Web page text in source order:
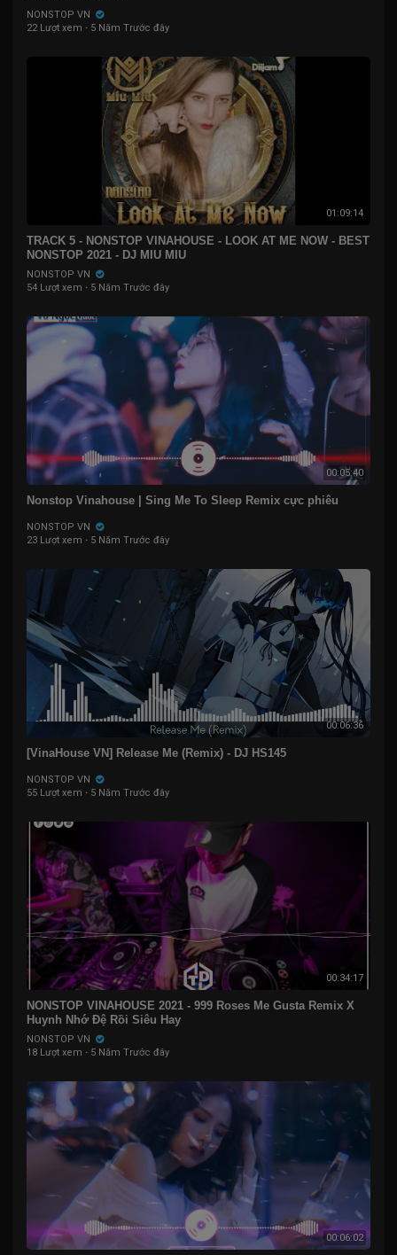
NONSTOP VN
22 Lượt xem · 5 Năm Trước đây
01:09:14
TRACK 5 - NONSTOP VINAHOUSE - LOOK AT ME NOW - BEST
NONSTOP 2021 - DJ MIU MIU
NONSTOP VN
54 Lượt xem · 5 Năm Trước đây
00:05:40
Nonstop Vinahouse | Sing Me To Sleep Remix cực phiêu
NONSTOP VN
23 Lượt xem · 5 Năm Trước đây
00:06:36
[VinaHouse VN] Release Me (Remix) - DJ HS145
NONSTOP VN
55 Lượt xem · 5 Năm Trước đây
00:34:17
NONSTOP VINAHOUSE 2021 - 999 Roses Me Gusta Remix X
Huynh Nhớ Đệ Rồi Siêu Hay
NONSTOP VN
18 Lượt xem · 5 Năm Trước đây
00:06:02